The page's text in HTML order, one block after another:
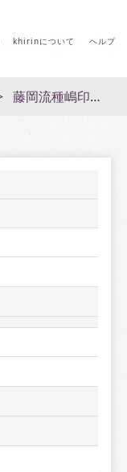
khirinについて ヘルプ
藤岡流種嶋印可（写本）